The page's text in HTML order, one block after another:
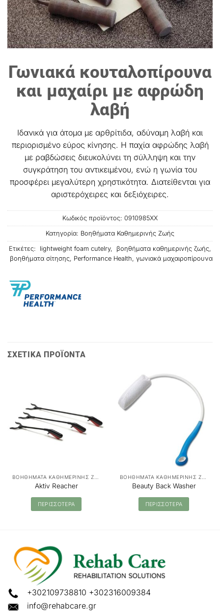
Γωνιακά κουταλοπίρουνα
και μαχαίρι με αφρώδη
λαβή
Iδανικά για άτομα με αρθρίτιδα, αδύναμη λαβή και
περιορισμένο εύρος κίνησης. Η παχία αφρώδης λαβή
με ραβδώσεις διευκολύνει τη σύλληψη και την
συγκράτηση του αντικειμένου, ενώ η γωνία του
προσφέρει μεγαλύτερη χρηστικότητα. Διατείθενται για
αριστερόχειρες και δεξιόχειρες.
Κωδικός προϊόντος: 0910985ΧΧ
Κατηγορία: Βοηθήματα Καθημερινής Ζωής
Ετικέτες: lightweight foam cutelry, βοηθήματα καθημερινής ζωής,
βοηθήματα σίτησης, Performance Health, γωνιακά μαχαιροπίρουνα
ΣΧΕΤΙΚΑ ΠΡΟΪΟΝΤΑ
Aktiv Reacher
ΠΕΡΙΣΣΟΤΕΡΑ
Beauty Back Washer
ΠΕΡΙΣΣΟΤΕΡΑ
+302109738810 +302316009384
info@rehabcare.gr